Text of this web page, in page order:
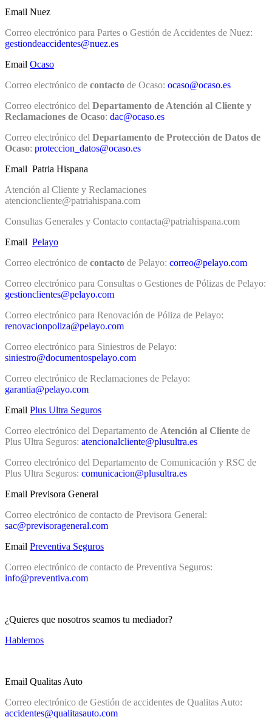
Email Nuez
Correo electrónico para Partes o Gestión de Accidentes de Nuez:
gestiondeaccidentes@nuez.es
Email Ocaso
Correo electrónico de contacto de Ocaso: ocaso@ocaso.es
Correo electrónico del Departamento de Atención al Cliente y
Reclamaciones de Ocaso: dac@ocaso.es
Correo electrónico del Departamento de Protección de Datos de
Ocaso: proteccion_datos@ocaso.es
Email Patria Hispana
Atención al Cliente y Reclamaciones
atencioncliente@patriahispana.com
Consultas Generales y Contacto contacta@patriahispana.com
Email Pelayo
Correo electrónico de contacto de Pelayo: correo@pelayo.com
Correo electrónico para Consultas o Gestiones de Pólizas de Pelayo:
gestionclientes@pelayo.com
Correo electrónico para Renovación de Póliza de Pelayo:
renovacionpoliza@pelayo.com
Correo electrónico para Siniestros de Pelayo:
siniestro@documentospelayo.com
Correo electrónico de Reclamaciones de Pelayo:
garantia@pelayo.com
Email Plus Ultra Seguros
Correo electrónico del Departamento de Atención al Cliente de
Plus Ultra Seguros: atencionalcliente@plusultra.es
Correo electrónico del Departamento de Comunicación y RSC de
Plus Ultra Seguros: comunicacion@plusultra.es
Email Previsora General
Correo electrónico de contacto de Previsora General:
sac@previsorageneral.com
Email Preventiva Seguros
Correo electrónico de contacto de Preventiva Seguros:
info@preventiva.com
¿Quieres que nosotros seamos tu mediador?
Hablemos
Email Qualitas Auto
Correo electrónico de Gestión de accidentes de Qualitas Auto:
accidentes@qualitasauto.com